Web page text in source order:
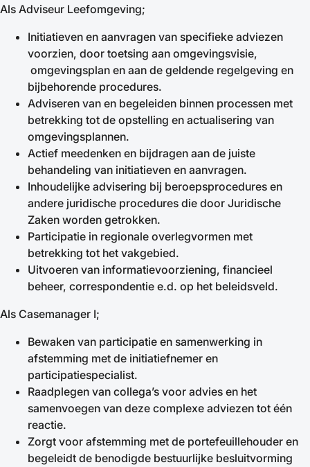
Als Adviseur Leefomgeving;
Initiatieven en aanvragen van specifieke adviezen
voorzien, door toetsing aan omgevingsvisie,
omgevingsplan en aan de geldende regelgeving en
bijbehorende procedures.
Adviseren van en begeleiden binnen processen met
betrekking tot de opstelling en actualisering van
omgevingsplannen.
Actief meedenken en bijdragen aan de juiste
behandeling van initiatieven en aanvragen.
Inhoudelijke advisering bij beroepsprocedures en
andere juridische procedures die door Juridische
Zaken worden getrokken.
Participatie in regionale overlegvormen met
betrekking tot het vakgebied.
Uitvoeren van informatievoorziening, financieel
beheer, correspondentie e.d. op het beleidsveld.
Als Casemanager I;
Bewaken van participatie en samenwerking in
afstemming met de initiatiefnemer en
participatiespecialist.
Raadplegen van collega’s voor advies en het
samenvoegen van deze complexe adviezen tot één
reactie.
Zorgt voor afstemming met de portefeuillehouder en
begeleidt de benodigde bestuurlijke besluitvorming